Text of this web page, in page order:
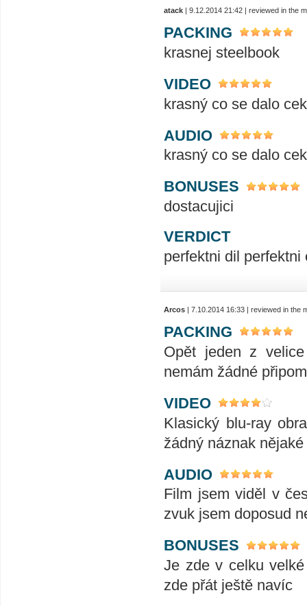
atack | 9.12.2014 21:42 | reviewed in the
PACKING
krasnej steelbook
VIDEO
krasný co se dalo
AUDIO
krasný co se dalo
BONUSES
dostacujici
VERDICT
perfektni dil
Arcos | 7.10.2014 16:33 | reviewed in the
PACKING
Opět jeden z
nemám žádné
VIDEO
Klasický blu-ray
žádný náznak
AUDIO
Film jsem viděl v
zvuk jsem doposud
BONUSES
Je zde v celku
zde přát ještě navíc